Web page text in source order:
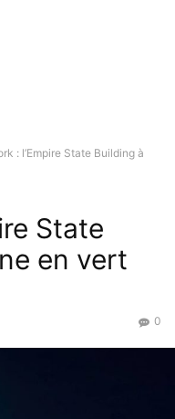
: l’Empire State Building à
State
en vert
0